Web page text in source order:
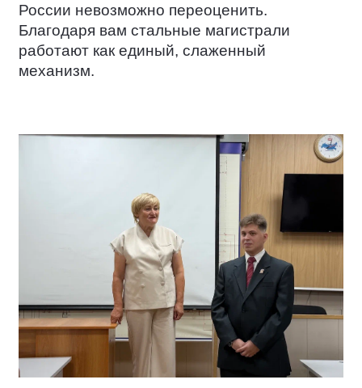
России невозможно переоценить.
Благодаря вам стальные магистрали
работают как единый, слаженный
механизм.